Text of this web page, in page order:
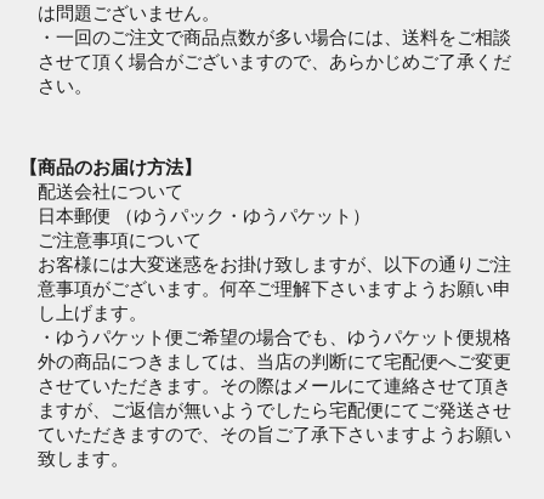
は問題ございません。
・一回のご注文で商品点数が多い場合には、送料をご相談
させて頂く場合がございますので、あらかじめご了承くだ
さい。
【商品のお届け方法】
配送会社について
日本郵便 （ゆうパック・ゆうパケット）
ご注意事項について
お客様には大変迷惑をお掛け致しますが、以下の通りご注
意事項がございます。何卒ご理解下さいますようお願い申
し上げます。
・ゆうパケット便ご希望の場合でも、ゆうパケット便規格
外の商品につきましては、当店の判断にて宅配便へご変更
させていただきます。その際はメールにて連絡させて頂き
ますが、ご返信が無いようでしたら宅配便にてご発送させ
ていただきますので、その旨ご了承下さいますようお願い
致します。